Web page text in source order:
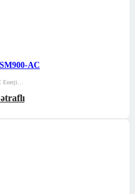
AC
Enerji…